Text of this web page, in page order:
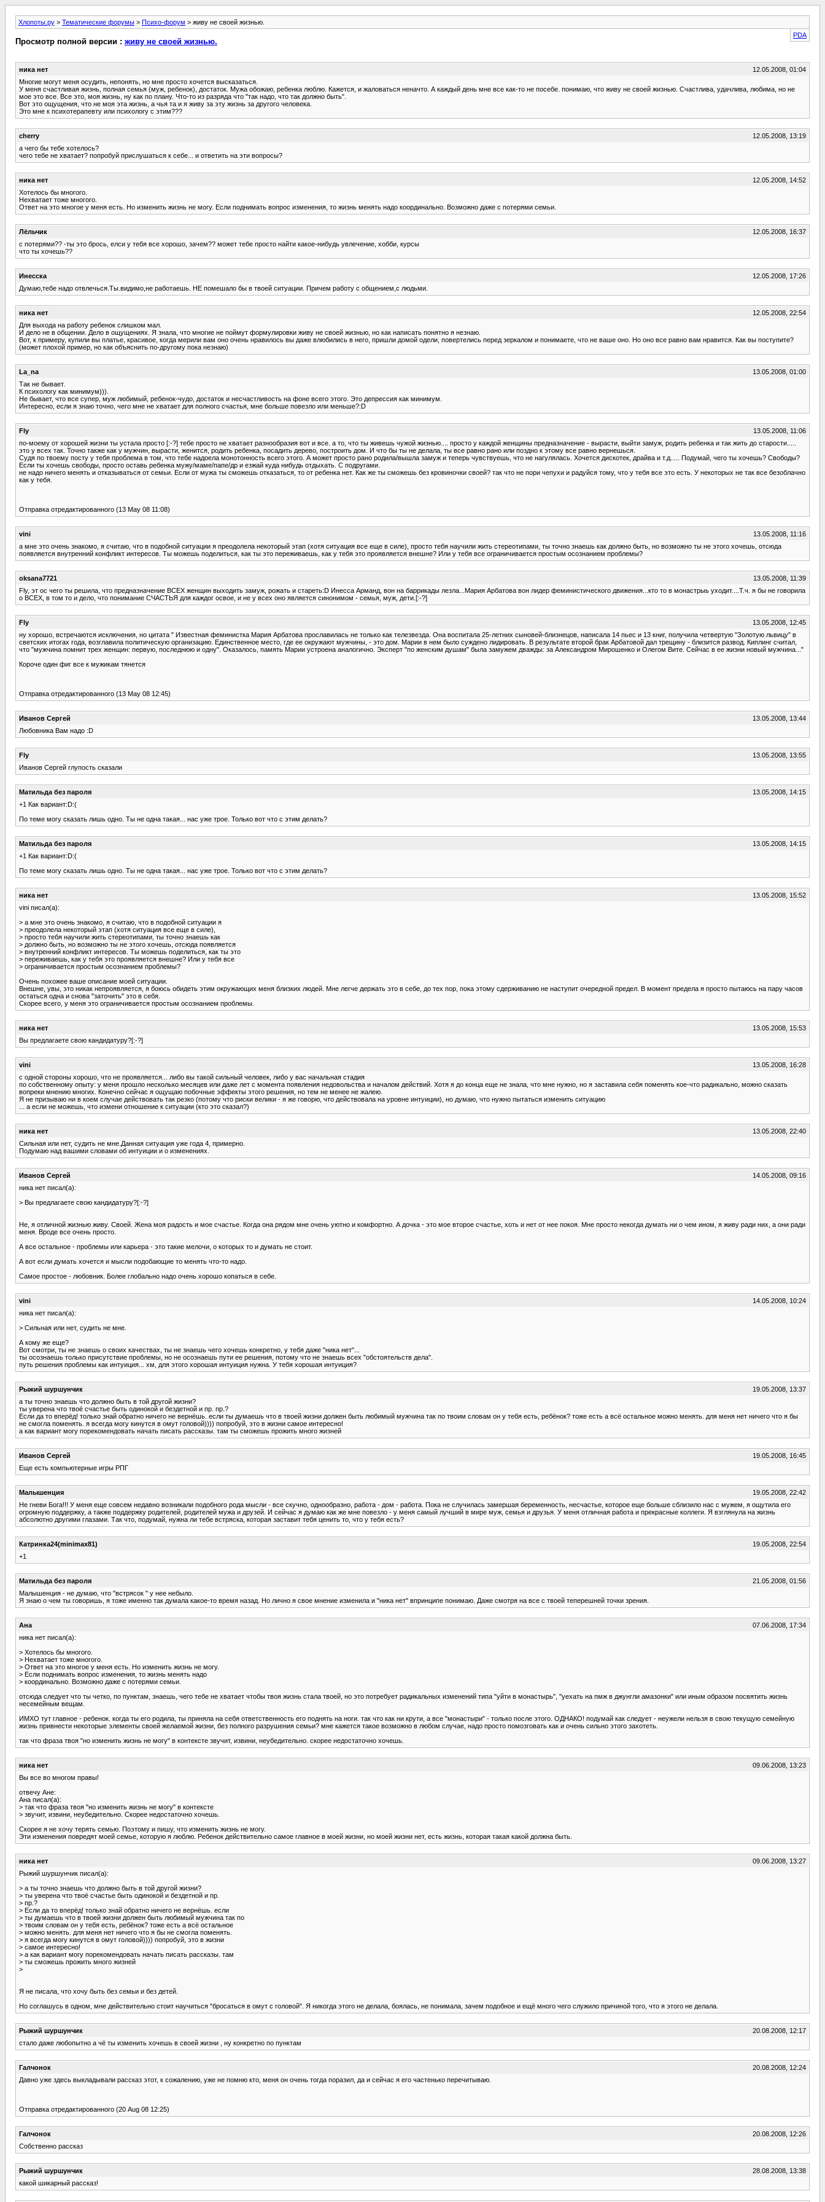
Хлопоты.ру > Тематические форумы > Психо-форум > живу не своей жизнью.
PDA
Просмотр полной версии : живу не своей жизнью.
ника нет
12.05.2008, 01:04
Многие могут меня осудить, непонять, но мне просто хочется высказаться.
У меня счастливая жизнь, полная семья (муж, ребенок), достаток. Мужа обожаю, ребенка люблю. Кажется, и жаловаться неначто. А каждый день мне все как-то не посебе. понимаю, что живу не своей жизнью. Счастлива, удачлива, любима, но не
мое это все. Все это, моя жизнь, ну как по плану. Что-то из разряда что "так надо, что так должно быть".
Вот это ощущения, что не моя эта жизнь, а чья та и я живу за эту жизнь за другого человека.
Это мне к психотерапевту или психологу с этим???
cherry
12.05.2008, 13:19
а чего бы тебе хотелось?
чего тебе не хватает? попробуй прислушаться к себе... и ответить на эти вопросы?
ника нет
12.05.2008, 14:52
Хотелось бы многого.
Нехватает тоже многого.
Ответ на это многое у меня есть. Но изменить жизнь не могу. Если поднимать вопрос изменения, то жизнь менять надо координально. Возможно даже с потерями семьи.
Лёльчик
12.05.2008, 16:37
с потерями?? -ты это брось, елси у тебя все хорошо, зачем?? может тебе просто найти какое-нибудь увлечение, хобби, курсы
что ты хочешь??
Инесска
12.05.2008, 17:26
Думаю,тебе надо отвлечься.Ты.видимо,не работаешь. НЕ помешало бы в твоей ситуации. Причем работу с общением,с людьми.
ника нет
12.05.2008, 22:54
Для выхода на работу ребенок слишком мал.
И дело не в общении. Дело в ощущениях. Я знала, что многие не поймут формулировки живу не своей жизнью, но как написать понятно я незнаю.
Вот, к примеру, купили вы платье, красивое, когда мерили вам оно очень нравилось вы даже влюбились в него, пришли домой одели, повертелись перед зеркалом и понимаете, что не ваше оно. Но оно все равно вам нравится. Как вы поступите?
(может плохой пример, но как объяснить по-другому пока незнаю)
La_na
13.05.2008, 01:00
Так не бывает.
К психологу как минимум))).
Не бывает, что все супер, муж любимый, ребенок-чудо, достаток и несчастливость на фоне всего этого. Это депрессия как минимум.
Интересно, если я знаю точно, чего мне не хватает для полного счастья, мне больше повезло или меньше?:D
Fly
13.05.2008, 11:06
по-моему от хорошей жизни ты устала просто [:-?] тебе просто не хватает разнообразия вот и все. а то, что ты живешь чужой жизнью.... просто у каждой женщины предназначение - вырасти, выйти замуж, родить ребенка и так жить до старости.....
это у всех так. Точно также как у мужчин, вырасти, женится, родить ребенка, посадить дерево, построить дом. И что бы ты не делала, ты все равно рано или поздно к этому все равно вернешься.
Судя по твоему посту у тебя проблема в том, что тебе надоела монотонность всего этого. А может просто рано родила/вышла замуж и теперь чувствуешь, что не нагулялась. Хочется дискотек, драйва и т.д..... Подумай, чего ты хочешь? Свободы?
Если ты хочешь свободы, просто оставь ребенка мужу/маме/папе/др и езжай куда нибудь отдыхать. С подругами.
не надо ничего менять и отказываться от семьи. Если от мужа ты сможешь отказаться, то от ребенка нет. Как же ты сможешь без кровиночки своей? так что не пори чепухи и радуйся тому, что у тебя все это есть. У некоторых не так все безоблачно
как у тебя.
Отправка отредактированного (13 May 08 11:08)
vini
13.05.2008, 11:16
а мне это очень знакомо, я считаю, что в подобной ситуации я преодолела некоторый этап (хотя ситуация все еще в силе), просто тебя научили жить стереотипами, ты точно знаешь как должно быть, но возможно ты не этого хочешь, отсюда
появляется внутренний конфликт интересов. Ты можешь поделиться, как ты это переживаешь, как у тебя это проявляется внешне? Или у тебя все ограничивается простым осознанием проблемы?
oksana7721
13.05.2008, 11:39
Fly, эт ос чего ты решила, что предназначение ВСЕХ женщин выходить замуж, рожать и стареть:D Инесса Арманд, вон на баррикады лезла...Мария Арбатова вон лидер феминистического движения...кто то в монастрыь уходит....Т.ч. я бы не говорила
о ВСЕХ, в том то и дело, что понимание СЧАСТЬЯ для каждог освое, и не у всех оно является синонимом - семья, муж, дети.[:-?]
Fly
13.05.2008, 12:45
ну хорошо, встречаются исключения, но цитата " Известная феминистка Мария Арбатова прославилась не только как телезвезда. Она воспитала 25-летних сыновей-близнецов, написала 14 пьес и 13 книг, получила четвертую "Золотую львицу" в
светских итогах года, возглавила политическую организацию. Единственное место, где ее окружают мужчины, - это дом. Марии в нем было суждено лидировать. В результате второй брак Арбатовой дал трещину - близится развод. Киплинг считал,
что "мужчина помнит трех женщин: первую, последнюю и одну". Оказалось, память Марии устроена аналогично. Эксперт "по женским душам" была замужем дважды: за Александром Мирошенко и Олегом Вите. Сейчас в ее жизни новый мужчина..."
Короче один фиг все к мужикам тянется
Отправка отредактированного (13 May 08 12:45)
Иванов Сергей
13.05.2008, 13:44
Любовника Вам надо :D
Fly
13.05.2008, 13:55
Иванов Сергей глупость сказали
Матильда без пароля
13.05.2008, 14:15
+1 Как вариант:D:(
По теме могу сказать лишь одно. Ты не одна такая... нас уже трое. Только вот что с этим делать?
Матильда без пароля
13.05.2008, 14:15
+1 Как вариант:D:(
По теме могу сказать лишь одно. Ты не одна такая... нас уже трое. Только вот что с этим делать?
ника нет
13.05.2008, 15:52
vini писал(а):
> а мне это очень знакомо, я считаю, что в подобной ситуации я
> преодолела некоторый этап (хотя ситуация все еще в силе),
> просто тебя научили жить стереотипами, ты точно знаешь как
> должно быть, но возможно ты не этого хочешь, отсюда появляется
> внутренний конфликт интересов. Ты можешь поделиться, как ты это
> переживаешь, как у тебя это проявляется внешне? Или у тебя все
> ограничивается простым осознанием проблемы?
Очень похожее ваше описание моей ситуации.
Внешне, увы, это никак непроявляется, я боюсь обидеть этим окружающих меня близких людей. Мне легче держать это в себе, до тех пор, пока этому сдерживанию не наступит очередной предел. В момент предела я просто пытаюсь на пару часов
остаться одна и снова "заточить" это в себя.
Скорее всего, у меня это ограничивается простым осознанием проблемы.
ника нет
13.05.2008, 15:53
Вы предлагаете свою кандидатуру?[:-?]
vini
13.05.2008, 16:28
с одной стороны хорошо, что не проявляется... либо вы такой сильный человек, либо у вас начальная стадия
по собственному опыту: у меня прошло несколько месяцев или даже лет с момента появления недовольства и началом действий. Хотя я до конца еще не знала, что мне нужно, но я заставила себя поменять кое-что радикально, можно сказать
вопреки мнению многих. Конечно сейчас я ощущаю побочные эффекты этого решения, но тем не менее не жалею.
Я не призываю ни в коем случае действовать так резко (потому что риски велики - я же говорю, что действовала на уровне интуиции), но думаю, что нужно пытаться изменить ситуацию
... а если не можешь, что измени отношение к ситуации (кто это сказал?)
ника нет
13.05.2008, 22:40
Сильная или нет, судить не мне.Данная ситуация уже года 4, примерно.
Подумаю над вашими словами об интуиции и о изменениях.
Иванов Сергей
14.05.2008, 09:16
ника нет писал(а):
> Вы предлагаете свою кандидатуру?[:-?]
Не, я отличной жизнью живу. Своей. Жена моя радость и мое счастье. Когда она рядом мне очень уютно и комфортно. А дочка - это мое второе счастье, хоть и нет от нее покоя. Мне просто некогда думать ни о чем ином, я живу ради них, а они ради
меня. Вроде все очень просто.
А все остальное - проблемы или карьера - это такие мелочи, о которых то и думать не стоит.
А вот если думать хочется и мысли подобающие то менять что-то надо.
Самое простое - любовник. Более глобально надо очень хорошо копаться в себе.
vini
14.05.2008, 10:24
ника нет писал(а):
> Сильная или нет, судить не мне.
А кому же еще?
Вот смотри, ты не знаешь о своих качествах, ты не знаешь чего хочешь конкретно, у тебя даже "ника нет"...
ты осознаешь только присутствие проблемы, но не осознаешь пути ее решения, потому что не знаешь всех "обстоятельств дела".
путь решения проблемы как интуиция... хм, для этого хорошая интуиция нужна. У тебя хорошая интуиция?
Рыжий шуршунчик
19.05.2008, 13:37
а ты точно знаешь что должно быть в той другой жизни?
ты уверена что твоё счастье быть одинокой и бездетной и пр. пр.?
Если да то вперёд! только знай обратно ничего не вернёшь. если ты думаешь что в твоей жизни должен быть любимый мужчина так по твоим словам он у тебя есть, ребёнок? тоже есть а всё остальное можно менять. для меня нет ничего что я бы
не смогла поменять. я всегда могу кинутся в омут головой)))) попробуй, это в жизни самое интересно!
а как вариант могу порекомендовать начать писать рассказы. там ты сможешь прожить много жизней
Иванов Сергей
19.05.2008, 16:45
Еще есть компьютерные игры РПГ
Малышенция
19.05.2008, 22:42
Не гневи Бога!!! У меня еще совсем недавно возникали подобного рода мысли - все скучно, однообразно, работа - дом - работа. Пока не случилась замершая беременность, несчастье, которое еще больше сблизило нас с мужем, я ощутила его
огромную поддержку, а также поддержку родителей, родителей мужа и друзей. И сейчас я думаю как же мне повезло - у меня самый лучший в мире муж, семья и друзья. У меня отличная работа и прекрасные коллеги. Я взглянула на жизнь
абсолютно другими глазами. Так что, подумай, нужна ли тебе встряска, которая заставит тебя ценить то, что у тебя есть?
Катринка24(minimax81)
19.05.2008, 22:54
+1
Матильда без пароля
21.05.2008, 01:56
Малышенция - не думаю, что "встрясок " у нее небыло.
Я знаю о чем ты говоришь, я тоже именно так думала какое-то время назад. Но лично я свое мнение изменила и "ника нет" впринципе понимаю. Даже смотря на все с твоей теперешней точки зрения.
Ана
07.06.2008, 17:34
ника нет писал(а):
> Хотелось бы многого.
> Нехватает тоже многого.
> Ответ на это многое у меня есть. Но изменить жизнь не могу.
> Если поднимать вопрос изменения, то жизнь менять надо
> координально. Возможно даже с потерями семьи.
отсюда следует что ты четко, по пунктам, знаешь, чего тебе не хватает чтобы твоя жизнь стала твоей, но это потребует радикальных изменений типа "уйти в монастырь", "уехать на пмж в джунгли амазонки" или иным образом посвятить жизнь
несемейным вещам.
ИМХО тут главное - ребенок. когда ты его родила, ты приняла на себя ответственность его поднять на ноги. так что как ни крути, а все "монастыри" - только после этого. ОДНАКО! подумай как следует - неужели нельзя в свою текущую семейную
жизнь привнести некоторые элементы своей желаемой жизни, без полного разрушения семьи? мне кажется такое возможно в любом случае, надо просто помозговать как и очень сильно этого захотеть.
так что фраза твоя "но изменить жизнь не могу" в контексте звучит, извини, неубедительно. скорее недостаточно хочешь.
ника нет
09.06.2008, 13:23
Вы все во многом правы!
отвечу Ане:
Ана писал(а):
> так что фраза твоя "но изменить жизнь не могу" в контексте
> звучит, извини, неубедительно. Скорее недостаточно хочешь.
Скорее я не хочу терять семью. Поэтому и пишу, что изменить жизнь не могу.
Эти изменения повредят моей семье, которую я люблю. Ребенок действительно самое главное в моей жизни, но моей жизни нет, есть жизнь, которая такая какой должна быть.
ника нет
09.06.2008, 13:27
Рыжий шуршунчик писал(а):
> а ты точно знаешь что должно быть в той другой жизни?
> ты уверена что твоё счастье быть одинокой и бездетной и пр.
> пр.?
> Если да то вперёд! только знай обратно ничего не вернёшь. если
> ты думаешь что в твоей жизни должен быть любимый мужчина так по
> твоим словам он у тебя есть, ребёнок? тоже есть а всё остальное
> можно менять. для меня нет ничего что я бы не смогла поменять.
> я всегда могу кинутся в омут головой)))) попробуй, это в жизни
> самое интересно!
> а как вариант могу порекомендовать начать писать рассказы. там
> ты сможешь прожить много жизней
>
Я не писала, что хочу быть без семьи и без детей.
Но соглашусь в одном, мне действительно стоит научиться "бросаться в омут с головой". Я никогда этого не делала, боялась, не понимала, зачем подобное и ещё много чего служило причиной того, что я этого не делала.
Рыжий шуршунчик
20.08.2008, 12:17
стало даже любопытно а чё ты изменить хочешь в своей жизни , ну конкретно по пунктам
Галчонок
20.08.2008, 12:24
Давно уже здесь выкладывали рассказ этот, к сожалению, уже не помню кто, меня он очень тогда поразил, да и сейчас я его частенько перечитываю.
Отправка отредактированного (20 Aug 08 12:25)
Галчонок
20.08.2008, 12:26
Собственно рассказ
Рыжий шуршунчик
28.08.2008, 13:38
какой шикарный рассказ!